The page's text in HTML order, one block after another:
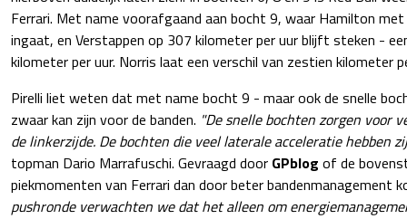
Ferrari. Met name voorafgaand aan bocht 9, waar Hamilton
ingaat, en Verstappen op 307 kilometer per uur blijft steken -
kilometer per uur. Norris laat een verschil van zestien kilometer
Pirelli liet weten dat met name bocht 9 - maar ook de snelle
zwaar kan zijn voor de banden. "De snelle bochten zorgen voor
de linkerzijde. De bochten die veel laterale acceleratie hebben
topman Dario Marrafuschi. Gevraagd door GPblog of de
piekmomenten van Ferrari dan door beter bandenmanagement
pushronde verwachten we dat het alleen om